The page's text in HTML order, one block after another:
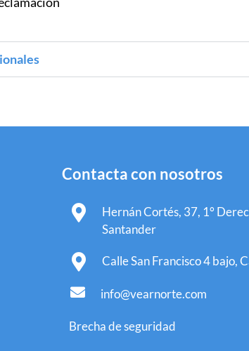
Contacta con nosotros
Hernán Cortés, 37, 1°
Santander
Calle San Francisco 4 bajo,
info@vearnorte.com
Brecha de seguridad